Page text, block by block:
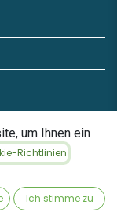
um Ihnen ein
Richtlinien
Ich stimme zu